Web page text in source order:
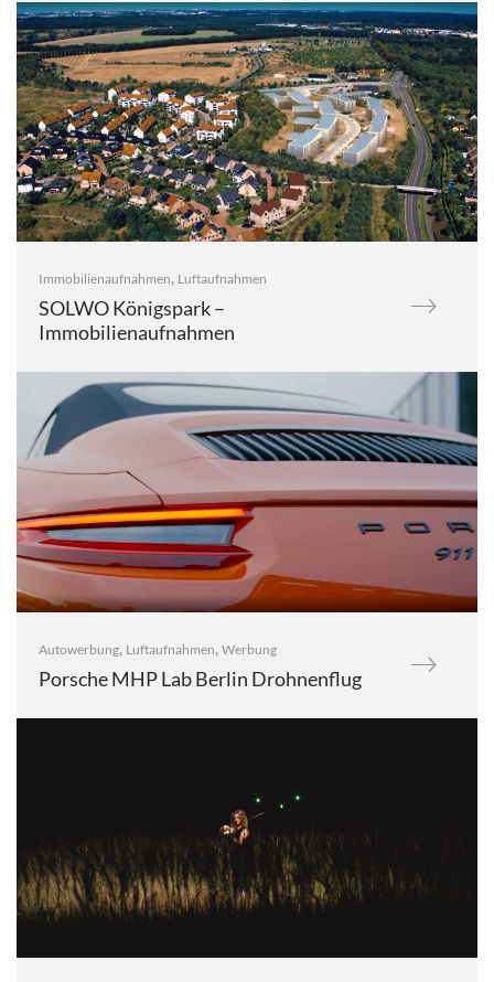
Immobilienaufnahmen, Luftaufnahmen
SOLWO Königspark –
Immobilienaufnahmen
Autowerbung, Luftaufnahmen, Werbung
Porsche MHP Lab Berlin Drohnenflug